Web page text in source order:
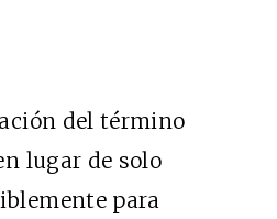
del término
lugar de solo
para